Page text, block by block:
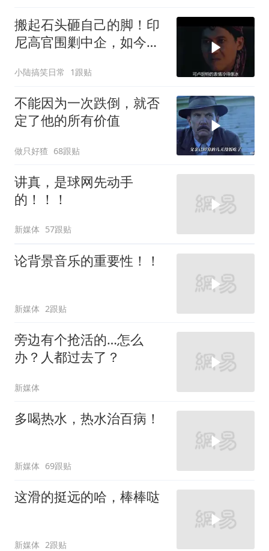
搬起石头砸自己的脚！印
尼高官围剿中企，如今烂
小陆搞笑日常 1跟贴
不能因为一次跌倒，就否
定了他的所有价值
做只好猹 68跟贴
讲真，是球网先动手
的！！！
新媒体 57跟贴
论背景音乐的重要性！！
新媒体 2跟贴
旁边有个抢活的…怎么
办？人都过去了？
新媒体
多喝热水，热水治百病！
新媒体 69跟贴
这滑的挺远的哈，棒棒哒
新媒体 2跟贴